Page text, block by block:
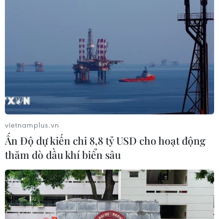
Đại sứ Deirdre Ní Fhallúin: Cột mốc lịch sử trong
TIN LIÊN QUAN
vietnamplus.vn
Ấn Độ dự kiến chi 8,8 tỷ USD cho hoạt động
thăm dò dầu khí biển sâu